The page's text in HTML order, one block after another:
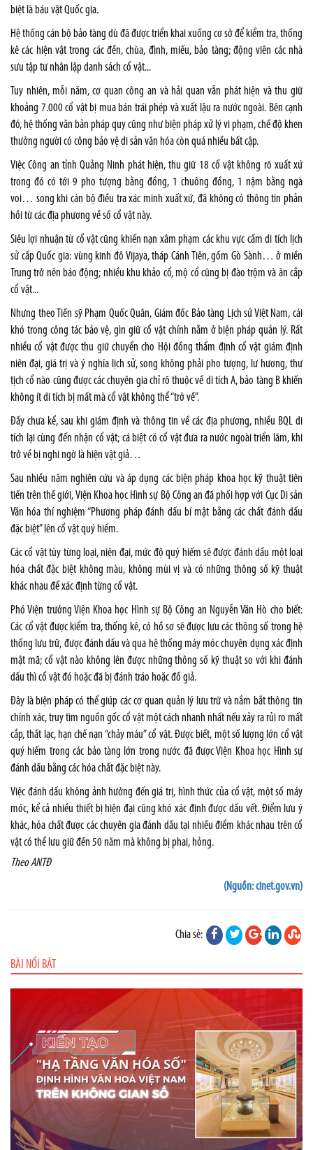
biệt là báu vật Quốc gia.
Hệ thống cán bộ bảo tàng dù đã được triển khai xuống cơ sở để kiểm tra, thống
kê các hiện vật trong các đền, chùa, đình, miếu, bảo tàng; động viên các nhà
sưu tập tư nhân lập danh sách cổ vật...
Tuy nhiên, mỗi năm, cơ quan công an và hải quan vẫn phát hiện và thu giữ
khoảng 7.000 cổ vật bị mua bán trái phép và xuất lậu ra nước ngoài. Bên cạnh
đó, hệ thống văn bản pháp quy cũng như biện pháp xử lý vi phạm, chế độ khen
thưởng người có công bảo vệ di sản văn hóa còn quá nhiều bất cập.
Việc Công an tỉnh Quảng Ninh phát hiện, thu giữ 18 cổ vật không rõ xuất xứ
trong đó có tới 9 pho tượng bằng đồng, 1 chuông đồng, 1 nậm bằng ngà
voi… song khi cán bộ điều tra xác minh xuất xứ, đã không có thông tin phản
hồi từ các địa phương về số cổ vật này.
Siêu lợi nhuận từ cổ vật cũng khiến nạn xâm phạm các khu vực cấm di tích lịch
sử cấp Quốc gia: vùng kinh đô Vijaya, tháp Cánh Tiên, gốm Gò Sành… ở miền
Trung trở nên báo động; nhiều khu khảo cổ, mộ cổ cũng bị đào trộm và ăn cắp
cổ vật...
Nhưng theo Tiến sỹ Phạm Quốc Quân, Giám đốc Bảo tàng Lịch sử Việt Nam, cái
khó trong công tác bảo vệ, gìn giữ cổ vật chính nằm ở biện pháp quản lý. Rất
nhiều cổ vật được thu giữ chuyển cho Hội đồng thẩm định cổ vật giám định
niên đại, giá trị và ý nghĩa lịch sử, song không phải pho tượng, lư hương, thư
tịch cổ nào cũng được các chuyên gia chỉ rõ thuộc về di tích A, bảo tàng B khiến
không ít di tích bị mất mà cổ vật không thể “trở về”.
Đấy chưa kể, sau khi giám định và thông tin về các địa phương, nhiều BQL di
tích lại cùng đến nhận cổ vật; cá biệt có cổ vật đưa ra nước ngoài triển lãm, khi
trở về bị nghi ngờ là hiện vật giả…
Sau nhiều năm nghiên cứu và áp dụng các biện pháp khoa học kỹ thuật tiên
tiến trên thế giới, Viện Khoa học Hình sự Bộ Công an đã phối hợp với Cục Di sản
Văn hóa thí nghiệm “Phương pháp đánh dấu bí mật bằng các chất đánh dấu
đặc biệt” lên cổ vật quý hiếm.
Các cổ vật tùy từng loại, niên đại, mức độ quý hiếm sẽ được đánh dấu một loại
hóa chất đặc biệt không màu, không mùi vị và có những thông số kỹ thuật
khác nhau để xác định từng cổ vật.
Phó Viện trưởng Viện Khoa học Hình sự Bộ Công an Nguyễn Văn Hò cho biết:
Các cổ vật được kiểm tra, thống kê, có hồ sơ sẽ được lưu các thông số trong hệ
thống lưu trữ, được đánh dấu và qua hệ thống máy móc chuyên dụng xác định
mật mã; cổ vật nào không lên được những thông số kỹ thuật so với khi đánh
dấu thì cổ vật đó hoặc đã bị đánh tráo hoặc đồ giả.
Đây là biện pháp có thể giúp các cơ quan quản lý lưu trữ và nắm bắt thông tin
chính xác, truy tìm nguồn gốc cổ vật một cách nhanh nhất nếu xảy ra rủi ro mất
cắp, thất lạc, hạn chế nạn “chảy máu” cổ vật. Được biết, một số lượng lớn cổ vật
quý hiếm trong các bảo tàng lớn trong nước đã được Viện Khoa học Hình sự
đánh dấu bằng các hóa chất đặc biệt này.
Việc đánh dấu không ảnh hưởng đến giá trị, hình thức của cổ vật, một số máy
móc, kể cả nhiều thiết bị hiện đại cũng khó xác định được dấu vết. Điểm lưu ý
khác, hóa chất được các chuyên gia đánh dấu tại nhiều điểm khác nhau trên cổ
vật có thể lưu giữ đến 50 năm mà không bị phai, hỏng.
Theo ANTĐ
(Nguồn: cinet.gov.vn)
Chia sẻ:
BÀI NỔI BẬT